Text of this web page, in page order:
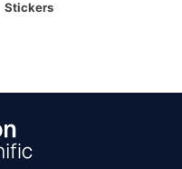
Stickers